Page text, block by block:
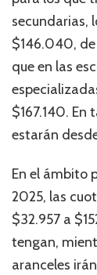
secundarias,
$146.040,
que en las
$167.140. En
estarán
En el ámbito
2025, las
$32.957 a
tengan,
aranceles